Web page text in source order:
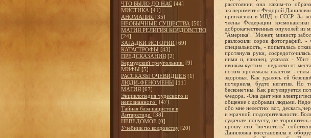
ЧТО БЫЛО ДО НАС [44]
МИСТИКА [41]
АНОМАЛИЯ [35]
НЕОБЫЧНЫЕ СУЩЕСТВА [50]
МАГИЯ РЕЛИГИЯ КОЛДОВСТВО
[24]
ЗАГАДКИ ИСТОРИИ [69]
КАТАСТРОФЫ [43]
ПРЕДСКАЗАНИЯ [2]
Бермудский треугольник: [9]
МИФЫ [5]
РАССКАЗЫ ОЧЕВИДЦЕВ [1]
ЛЮДИ-ФЕНОМЕНЫ [11]
МАГИЯ [67]
Энциклопедия чудесного и
непознанного" [47]
Тайная база нацистов в
Антарктиде. [38]
НЕВЕДОМОЕ [0]
Учебник по колдовству [20]